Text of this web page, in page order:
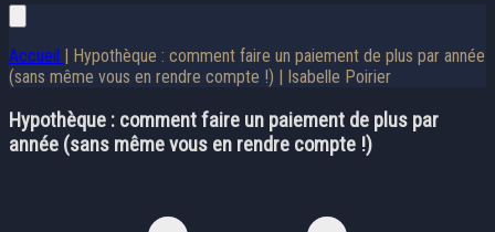
Accueil | Hypothèque : comment faire un paiement de plus par année
(sans même vous en rendre compte !) | Isabelle Poirier
Hypothèque : comment faire un paiement de plus par
année (sans même vous en rendre compte !)